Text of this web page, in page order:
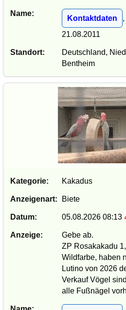
Name:
Kontaktdaten
21.08.2011
Standort:
Deutschland,
Bentheim
Kategorie: Kakadus
Anzeigenart: Biete
Datum: 05.08.2026 08:13
Anzeige:
Gebe ab.
ZP Rosakakadu
Wildfarbe, haben
Lutino von 2026
Verkauf Vögel
alle Fußnägel